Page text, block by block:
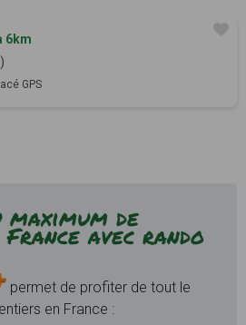
6km
GPS
de
avec rando
permet de profiter de tout le
en France :